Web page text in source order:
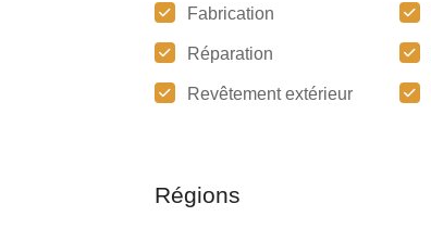
Fabrication
Réparation
Revêtement extérieur
Régions